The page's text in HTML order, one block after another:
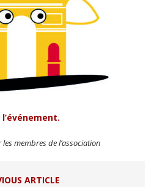
membres de l’association
ARTICLE